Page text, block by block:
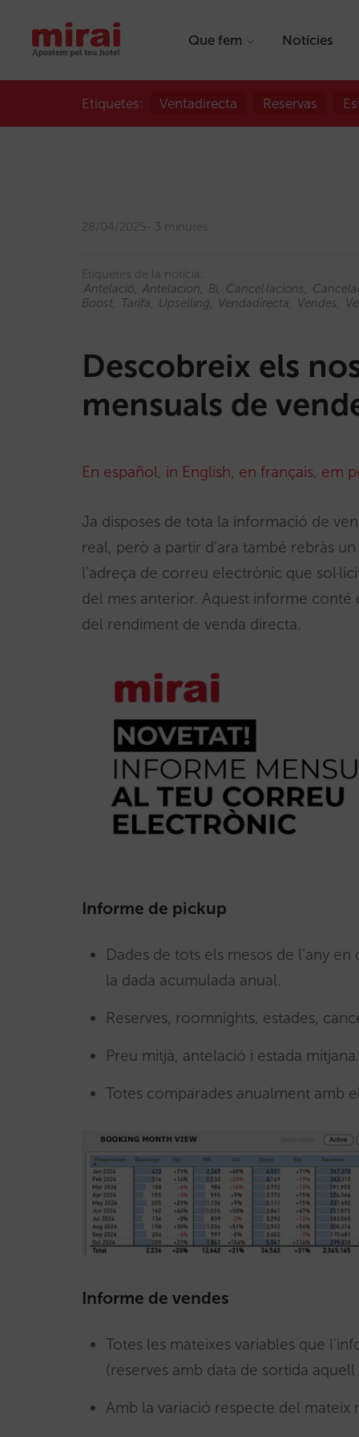
Que fem Notícies
Etiquetes: Ventadirecta Reservas
28/04/2025 3 minutes
Etiquetes de la notícia:
Antelació
Antelacion Bi Cancel·lacions
Boost
Tarifa Upselling Vendadirecta Vendes
Descobreix els
mensuals de
En español, in English, en français, em
Ja disposes de tota la informació de
real, però a partir d’ara també rebràs
l’adreça de correu electrònic que
del mes anterior. Aquest informe conté
del rendiment de venda directa.
Informe de pickup
Dades de tots els mesos de l’any
la dada acumulada anual.
Reserves, roomnights, estades,
Preu mitjà, antelació i estada mitjana.
Totes comparades anualment amb
Informe de vendes
Totes les mateixes variables que
(reserves amb data de sortida aquell
Amb la variació respecte del mateix